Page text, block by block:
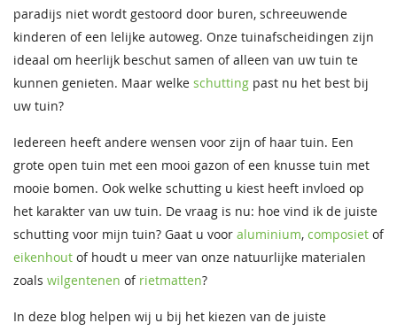
paradijs niet wordt gestoord door buren, schreeuwende
kinderen of een lelijke autoweg. Onze tuinafscheidingen zijn
ideaal om heerlijk beschut samen of alleen van uw tuin te
kunnen genieten. Maar welke schutting past nu het best bij
uw tuin?
Iedereen heeft andere wensen voor zijn of haar tuin. Een
grote open tuin met een mooi gazon of een knusse tuin met
mooie bomen. Ook welke schutting u kiest heeft invloed op
het karakter van uw tuin. De vraag is nu: hoe vind ik de juiste
schutting voor mijn tuin? Gaat u voor aluminium, composiet of
eikenhout of houdt u meer van onze natuurlijke materialen
zoals wilgentenen of rietmatten?
In deze blog helpen wij u bij het kiezen van de juiste